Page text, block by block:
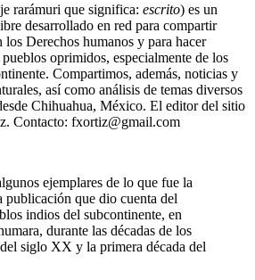
rarámuri que significa: escrito) es un
desarrollado en red para compartir
los Derechos humanos y para hacer
oprimidos, especialmente de los
Compartimos, además, noticias y
así como análisis de temas diversos
Chihuahua, México. El editor del sitio
Contacto: fxortiz@gmail.com
ejemplares de lo que fue la
que dio cuenta del
indios del subcontinente, en
durante las décadas de los
siglo XX y la primera década del